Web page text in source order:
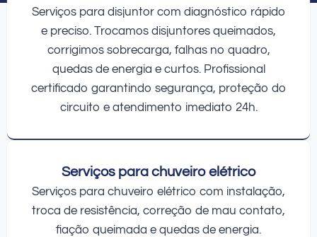
Serviços para disjuntor com diagnóstico rápido
e preciso. Trocamos disjuntores queimados,
corrigimos sobrecarga, falhas no quadro,
quedas de energia e curtos. Profissional
certificado garantindo segurança, proteção do
circuito e atendimento imediato 24h.
Serviços para chuveiro elétrico
Serviços para chuveiro elétrico com instalação,
troca de resistência, correção de mau contato,
fiação queimada e quedas de energia.